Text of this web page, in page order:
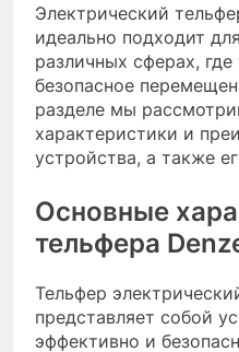
Электрический
идеально подходит
различных сферах,
безопасное
разделе мы
характеристики и
устройства, а также
Основные
тельфера
Тельфер
представляет собой
эффективно и